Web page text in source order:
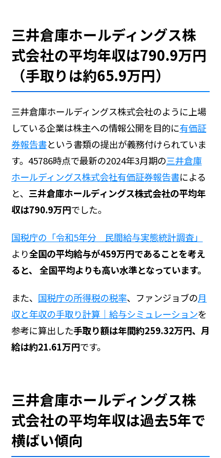
三井倉庫ホールディングス株
式会社の平均年収は790.9万円
（手取りは約65.9万円）
三井倉庫ホールディングス株式会社のように上場
している企業は株主への情報公開を目的に有価証
券報告書という書類の提出が義務付けられていま
す。45786時点で最新の2024年3月期の三井倉庫
ホールディングス株式会社有価証券報告書による
と、 三井倉庫ホールディングス株式会社の平均年
収は790.9万円でした。
国税庁の「令和5年分 民間給与実態統計調査」
より全国の平均給与が459万円であることを考え
ると、 全国平均よりも高い水準となっています。
また、 国税庁の所得税の税率、ファンジョブの月
収と年収の手取り計算｜給与シミュレーションを
参考に算出した手取り額は年間約259.32万円、月
給は約21.61万円です。
三井倉庫ホールディングス株
式会社の平均年収は過去5年で
横ばい傾向